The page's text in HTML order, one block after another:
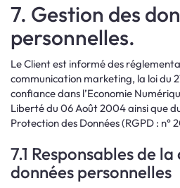
7. Gestion des
personnelles.
Le Client est informé des
communication marketing, la loi du
confiance dans l’Economie
Liberté du 06 Août 2004 ainsi que
Protection des Données (RGPD : n°
7.1 Responsables de
données personnelles